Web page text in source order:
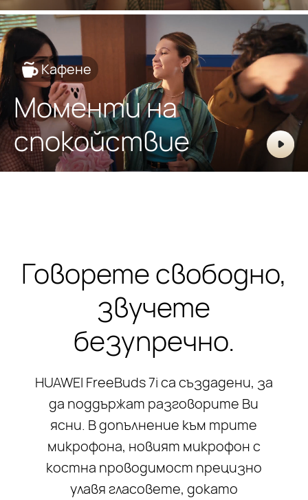
Кафене
Моменти на
спокойствие
Говорете свободно,
звучете
безупречно.
HUAWEI FreeBuds 7i са създадени, за
да поддържат разговорите Ви
ясни. В допълнение към трите
микрофона, новият микрофон с
костна проводимост прецизно
улавя гласовете, докато